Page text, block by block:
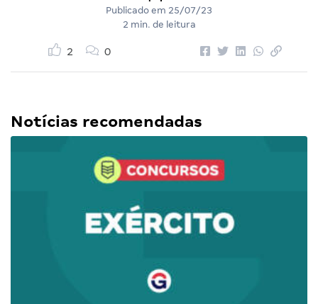
Publicado em 25/07/23
2 min. de leitura
2 0
Notícias recomendadas